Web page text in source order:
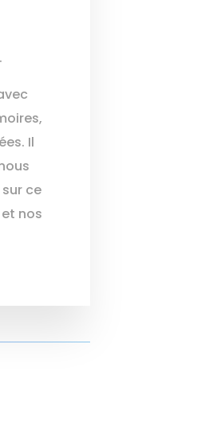
Il
ce
nos